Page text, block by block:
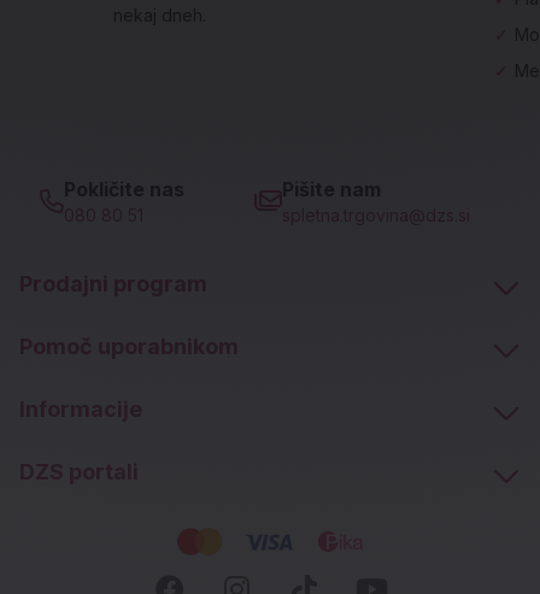
nekaj dneh.
Pokličite nas
080 80 51
Pišite nam
spletna.trgovina@dzs.si
Prodajni program
Pomoč uporabnikom
Informacije
DZS portali